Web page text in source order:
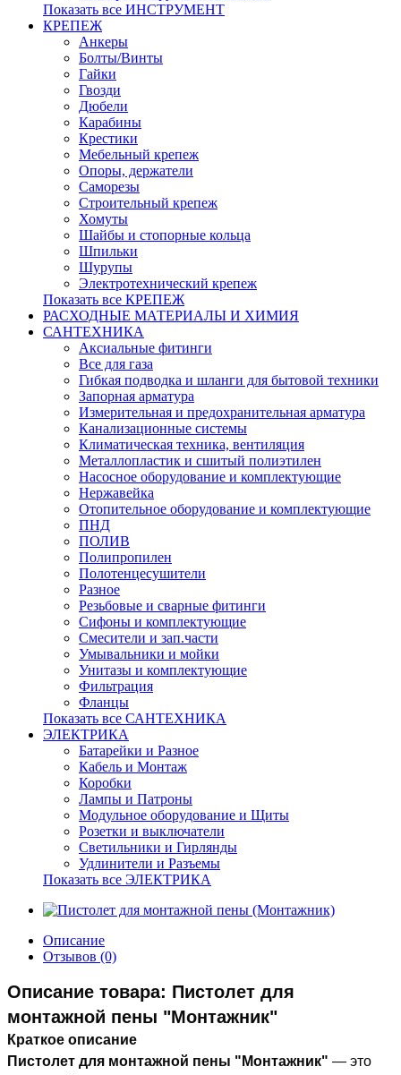
Показать все ИНСТРУМЕНТ
КРЕПЕЖ
Анкеры
Болты/Винты
Гайки
Гвозди
Дюбели
Карабины
Крестики
Мебельный крепеж
Опоры, держатели
Саморезы
Строительный крепеж
Хомуты
Шайбы и стопорные кольца
Шпильки
Шурупы
Электротехнический крепеж
Показать все КРЕПЕЖ
РАСХОДНЫЕ МАТЕРИАЛЫ И ХИМИЯ
САНТЕХНИКА
Аксиальные фитинги
Все для газа
Гибкая подводка и шланги для бытовой техники
Запорная арматура
Измерительная и предохранительная арматура
Канализационные системы
Климатическая техника, вентиляция
Металлопластик и сшитый полиэтилен
Насосное оборудование и комплектующие
Нержавейка
Отопительное оборудование и комплектующие
ПНД
ПОЛИВ
Полипропилен
Полотенцесушители
Разное
Резьбовые и сварные фитинги
Сифоны и комплектующие
Смесители и зап.части
Умывальники и мойки
Унитазы и комплектующие
Фильтрация
Фланцы
Показать все САНТЕХНИКА
ЭЛЕКТРИКА
Батарейки и Разное
Кабель и Монтаж
Коробки
Лампы и Патроны
Модульное оборудование и Щиты
Розетки и выключатели
Светильники и Гирлянды
Удлинители и Разъемы
Показать все ЭЛЕКТРИКА
Описание
Отзывов (0)
Описание товара: Пистолет для
монтажной пены "Монтажник"
Краткое описание
Пистолет для монтажной пены "Монтажник" — это